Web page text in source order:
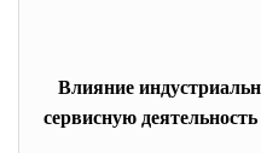
Влияние
сервисную деятельность